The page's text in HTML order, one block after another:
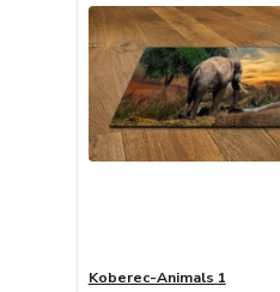
Koberec-Animals 1